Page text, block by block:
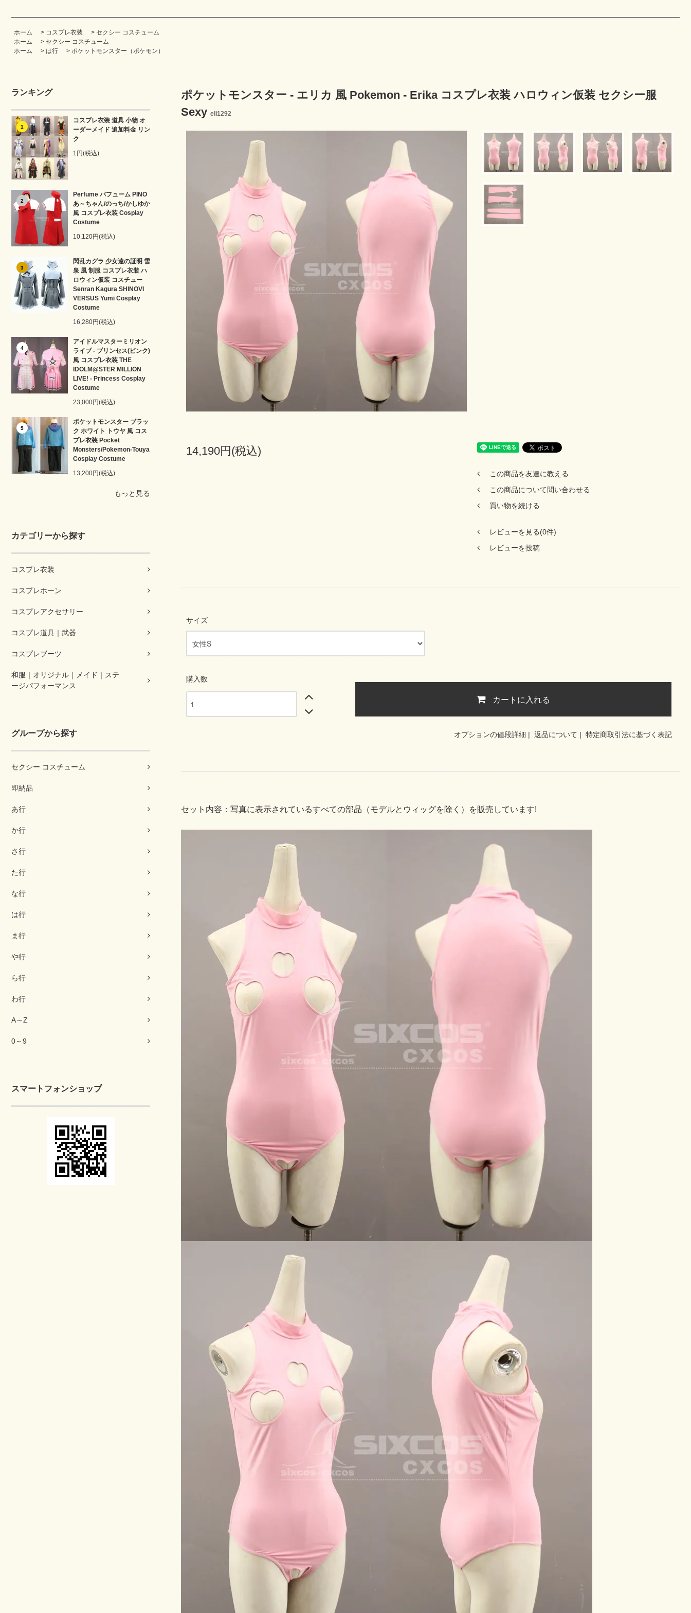
ホーム > コスプレ衣装 > セクシー コスチューム
ホーム
> セクシー コスチューム
ホーム
> は行 > ポケットモンスター（ポケモン）
ランキング
1
コスプレ衣装 道具 小物 オ
ーダーメイド 追加料金 リン
ク
1円(税込)
2
Perfume パフューム PINO
あ～ちゃん/のっち/かしゆか
風 コスプレ衣装 Cosplay
Costume
10,120円(税込)
3
閃乱カグラ 少女達の証明 雪
泉 風 制服 コスプレ衣装 ハ
ロウィン仮装 コスチュー
Senran Kagura SHINOVI
VERSUS Yumi Cosplay
Costume
16,280円(税込)
4
アイドルマスターミリオン
ライブ - プリンセス(ピンク)
風 コスプレ衣装 THE
IDOLM@STER MILLION
LIVE! - Princess Cosplay
Costume
23,000円(税込)
5
ポケットモンスター ブラッ
ク ホワイト トウヤ 風 コス
プレ衣装 Pocket
Monsters/Pokemon-Touya
Cosplay Costume
13,200円(税込)
もっと見る
カテゴリーから探す
コスプレ衣装
コスプレホーン
コスプレアクセサリー
コスプレ道具｜武器
コスプレブーツ
和服｜オリジナル｜メイド｜ステ
ージパフォーマンス
グループから探す
セクシー コスチューム
即納品
あ行
か行
さ行
た行
な行
は行
ま行
や行
ら行
わ行
A～Z
0～9
スマートフォンショップ
ポケットモンスター - エリカ 風 Pokemon - Erika コスプレ衣装 ハロウィン仮装 セクシー服
Sexy eli1292
14,190円(税込)
この商品を友達に教える
この商品について問い合わせる
買い物を続ける
レビューを見る(0件)
レビューを投稿
サイズ
購入数
カートに入れる
オプションの値段詳細 | 返品について | 特定商取引法に基づく表記
セット内容：写真に表示されているすべての部品（モデルとウィッグを除く）を販売しています!